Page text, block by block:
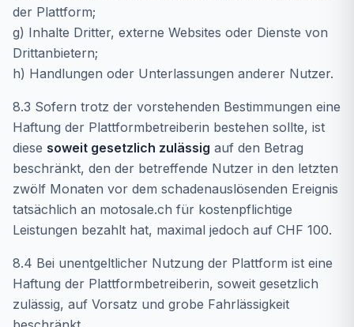
der Plattform;
g) Inhalte Dritter, externe Websites oder Dienste von
Drittanbietern;
h) Handlungen oder Unterlassungen anderer Nutzer.
8.3 Sofern trotz der vorstehenden Bestimmungen eine
Haftung der Plattformbetreiberin bestehen sollte, ist
diese soweit gesetzlich zulässig auf den Betrag
beschränkt, den der betreffende Nutzer in den letzten
zwölf Monaten vor dem schadenauslösenden Ereignis
tatsächlich an motosale.ch für kostenpflichtige
Leistungen bezahlt hat, maximal jedoch auf CHF 100.
8.4 Bei unentgeltlicher Nutzung der Plattform ist eine
Haftung der Plattformbetreiberin, soweit gesetzlich
zulässig, auf Vorsatz und grobe Fahrlässigkeit